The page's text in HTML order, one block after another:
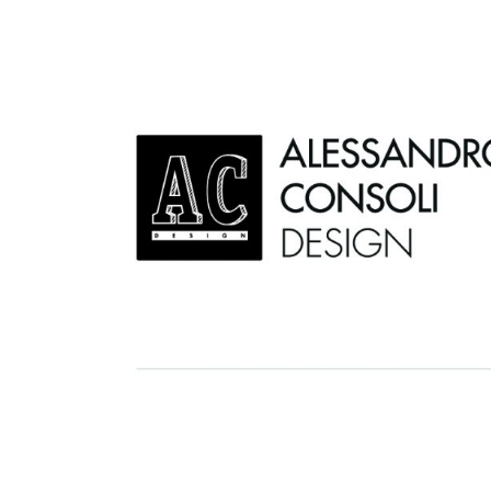
Alessandro Consoli Design. Architecture –